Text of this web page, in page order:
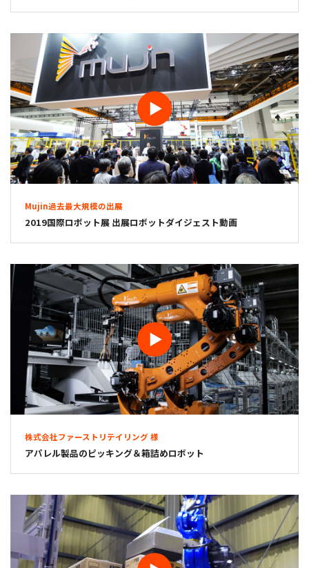
Mujin過去最大規模の出展
2019国際ロボット展 出展ロボットダイジェスト動画
株式会社ファーストリテイリング 様
アパレル製品のピッキング＆箱詰めロボット